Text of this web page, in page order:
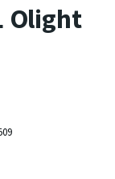
Olight